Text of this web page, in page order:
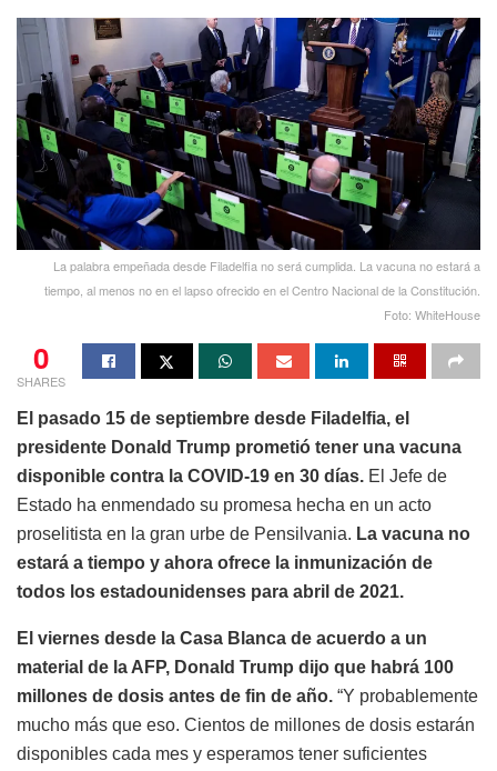
La palabra empeñada desde Filadelfia no será cumplida. La vacuna no estará a
tiempo, al menos no en el lapso ofrecido en el Centro Nacional de la Constitución.
Foto: WhiteHouse
0
SHARES
El pasado 15 de septiembre desde Filadelfia, el
presidente Donald Trump prometió tener una vacuna
disponible contra la COVID-19 en 30 días. El Jefe de
Estado ha enmendado su promesa hecha en un acto
proselitista en la gran urbe de Pensilvania. La vacuna no
estará a tiempo y ahora ofrece la inmunización de
todos los estadounidenses para abril de 2021.
El viernes desde la Casa Blanca de acuerdo a un
material de la AFP, Donald Trump dijo que habrá 100
millones de dosis antes de fin de año. “Y probablemente
mucho más que eso. Cientos de millones de dosis estarán
disponibles cada mes y esperamos tener suficientes